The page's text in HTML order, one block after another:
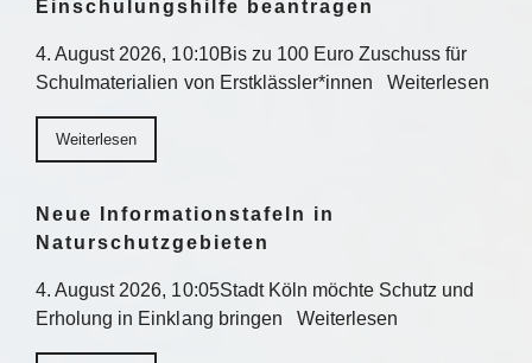
Einschulungshilfe beantragen
4. August 2026, 10:10Bis zu 100 Euro Zuschuss für
Schulmaterialien von Erstklässler*innen Weiterlesen
Weiterlesen
Neue Informationstafeln in
Naturschutzgebieten
4. August 2026, 10:05Stadt Köln möchte Schutz und
Erholung in Einklang bringen Weiterlesen